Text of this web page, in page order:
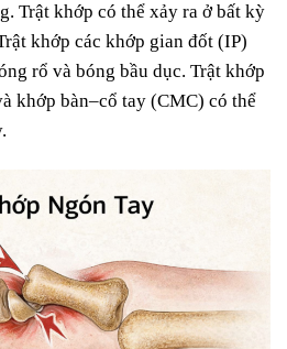
Trật khớp có thể xảy ra ở bất kỳ
khớp các khớp gian đốt (IP)
rổ và bóng bầu dục. Trật khớp
khớp bàn–cổ tay (CMC) có thể